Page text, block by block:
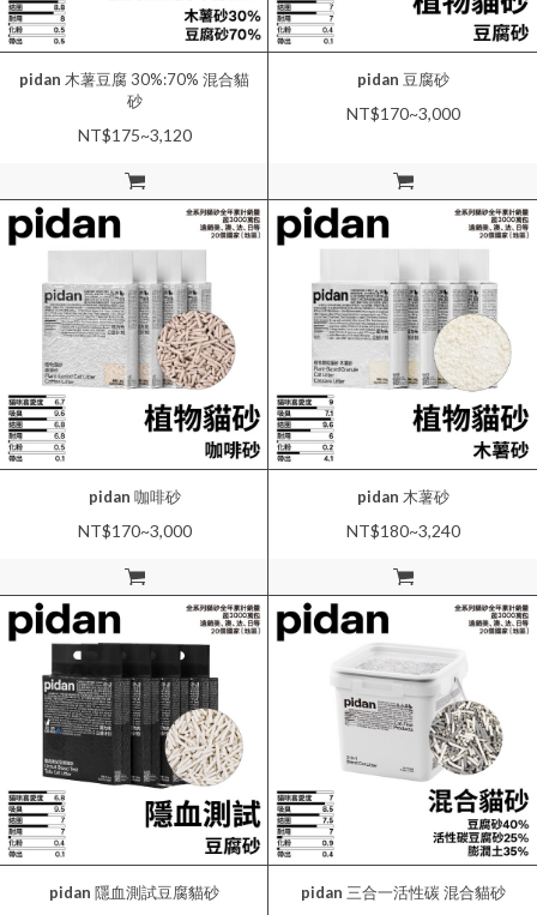
加入購物車
pidan 木薯豆腐 30%:70% 混合貓
砂
NT$175~3,120
加入購物車
pidan 豆腐砂
NT$170~3,000
加入購物車
pidan 咖啡砂
NT$170~3,000
加入購物車
pidan 木薯砂
NT$180~3,240
pidan 隱血測試豆腐貓砂 pidan 三合一活性碳 混合貓砂